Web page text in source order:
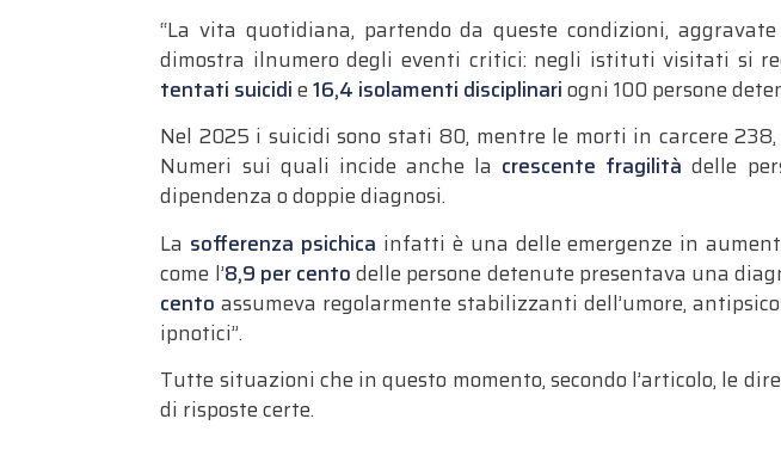
“La vita quotidiana, partendo da queste condizioni,
dimostra ilnumero degli eventi critici: negli istituti visitati si
tentati suicidie16,4 isolamenti disciplinariogni 100 persone
Nel 2025 i suicidi sono stati 80, mentre le morti in carcere
Numeri sui quali incide anche la crescente fragilità delle
dipendenza o doppie diagnosi.
La sofferenza psichica infatti è una delle emergenze in
come l’8,9 per centodelle persone detenute presentava una
cento assumeva regolarmente stabilizzanti dell’umore,
ipnotici”.
Tutte situazioni che in questo momento, secondo l’articolo, le
di risposte certe.